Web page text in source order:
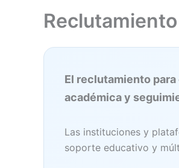
El reclutamiento
académica y
Las instituciones y
soporte educativo y